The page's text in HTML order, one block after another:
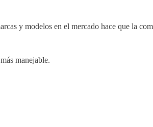
y modelos en el mercado hace que la
manejable.